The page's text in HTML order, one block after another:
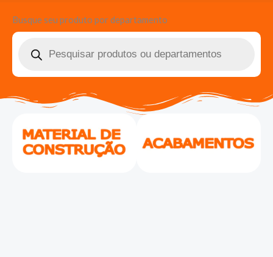
Busque seu produto por departamento
Pesquisar